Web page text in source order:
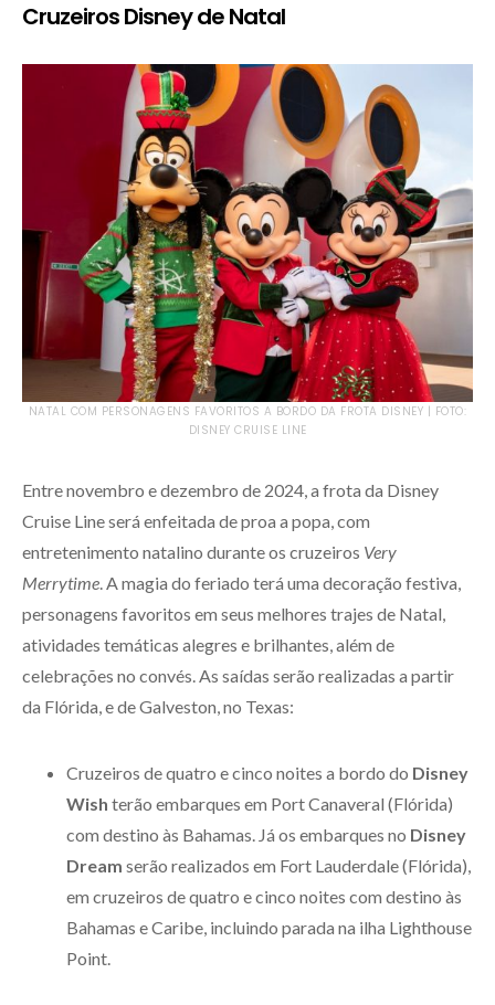
Cruzeiros Disney de Natal
NATAL COM PERSONAGENS FAVORITOS A BORDO DA FROTA DISNEY | FOTO:
DISNEY CRUISE LINE
Entre novembro e dezembro de 2024, a frota da Disney
Cruise Line será enfeitada de proa a popa, com
entretenimento natalino durante os cruzeiros Very
Merrytime. A magia do feriado terá uma decoração festiva,
personagens favoritos em seus melhores trajes de Natal,
atividades temáticas alegres e brilhantes, além de
celebrações no convés. As saídas serão realizadas a partir
da Flórida, e de Galveston, no Texas:
Cruzeiros de quatro e cinco noites a bordo do Disney
Wish terão embarques em Port Canaveral (Flórida)
com destino às Bahamas. Já os embarques no Disney
Dream serão realizados em Fort Lauderdale (Flórida),
em cruzeiros de quatro e cinco noites com destino às
Bahamas e Caribe, incluindo parada na ilha Lighthouse
Point.